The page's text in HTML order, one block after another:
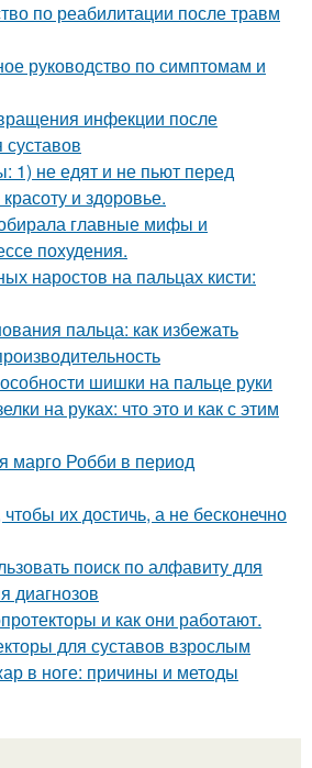
по реабилитации после травм
руководство по симптомам и
инфекции после
1) не едят и не пьют перед
и здоровье.
главные мифы и
похудения.
наростов на пальцах кисти:
пальца: как избежать
шишки на пальце руки
на руках: что это и как с этим
марго Робби в период
чтобы их достичь, а не бесконечно
поиск по алфавиту для
диагнозов
и как они работают.
для суставов взрослым
в ноге: причины и методы